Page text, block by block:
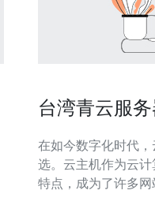
台湾青云服
在如今数字化时代
选。云主机作为云
特点，成为了许多